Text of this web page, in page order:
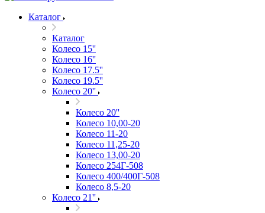
Каталог
Каталог
Колесо 15''
Колесо 16''
Колесо 17.5''
Колесо 19.5''
Колесо 20''
Колесо 20''
Колесо 10,00-20
Колесо 11-20
Колесо 11,25-20
Колесо 13,00-20
Колесо 254Г-508
Колесо 400/400Г-508
Колесо 8,5-20
Колесо 21''